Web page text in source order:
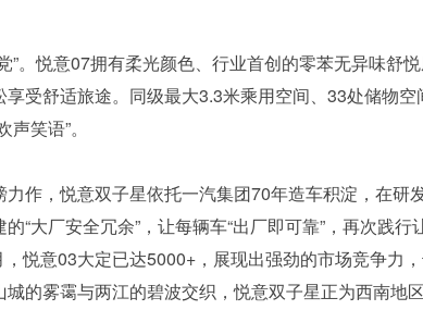
”。悦意07拥有柔光颜色、行业首创的零苯无异味舒
受舒适旅途。同级最大3.3米乘用空间、33处储物
笑语”。
作，悦意双子星依托一汽集团70年造车积淀，在研
“大厂安全冗余”，让每辆车“出厂即可靠”，再次践行
悦意03大定已达5000+，展现出强劲的市场竞争力
的雾霭与两江的碧波交织，悦意双子星正为西南地